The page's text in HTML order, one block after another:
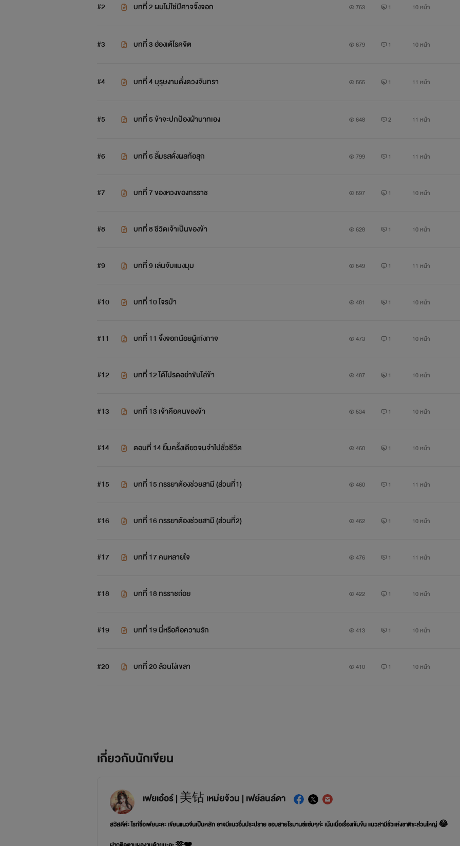
#2 บทที่ 2 ผมไม่ใช่ปีศาจจิ้งจอก 763 1 10 หน้า
#3 บทที่ 3 ฮ่องเต้โรคจิต 679 1 10 หน้า
#4 บทที่ 4 บุรุษงามดั่งดวงจันทรา 565 1 11 หน้า
#5 บทที่ 5 ข้าจะปกป้องฝ่าบาทเอง 648 2 11 หน้า
#6 บทที่ 6 ลิ้มรสดั่งผลท้อสุก 799 1 11 หน้า
#7 บทที่ 7 ของหวงของทรราช 597 1 10 หน้า
#8 บทที่ 8 ชีวิตเจ้าเป็นของข้า 628 1 10 หน้า
#9 บทที่ 9 เล่นจับแมงมุม 549 1 11 หน้า
#10 บทที่ 10 โจรป่า 481 1 10 หน้า
#11 บทที่ 11 จิ้งจอกน้อยผู้เก่งกาจ 473 1 10 หน้า
#12 บทที่ 12 ได้โปรดอย่าขับไล่ข้า 487 1 10 หน้า
#13 บทที่ 13 เจ้าคือคนของข้า 534 1 10 หน้า
#14 ตอนที่ 14 ยิ้มครั้งเดียวจนจำไปชั่วชีวิต 460 1 10 หน้า
#15 บทที่ 15 ภรรยาต้องช่วยสามี (ส่วนที่1) 460 1 11 หน้า
#16 บทที่ 16 ภรรยาต้องช่วยสามี (ส่วนที่2) 462 1 10 หน้า
#17 บทที่ 17 คนหลายใจ 476 1 11 หน้า
#18 บทที่ 18 ทรราชถ่อย 422 1 10 หน้า
#19 บทที่ 19 นี่หรือคือความรัก 413 1 10 หน้า
#20 บทที่ 20 ล้วนโง่เขลา 410 1 10 หน้า
เกี่ยวกับนักเขียน
เฟยเอ๋อร์ | 美钻 เหม่ยจ้วน | เฟย์ลินล์ดา
สวัสดีค่ะ ไรท์ชื่อเฟยนะคะ เขียนแนวจีนเป็นหลัก อาจมีแนวอื่นประปราย ชอบสายโรมานซ์แซ่บๆค่ะ เน้นเนื่อเรื่องเข้มข้น แนวสามีชั่วแห่งชาติซะส่วนใหญ่ 😂